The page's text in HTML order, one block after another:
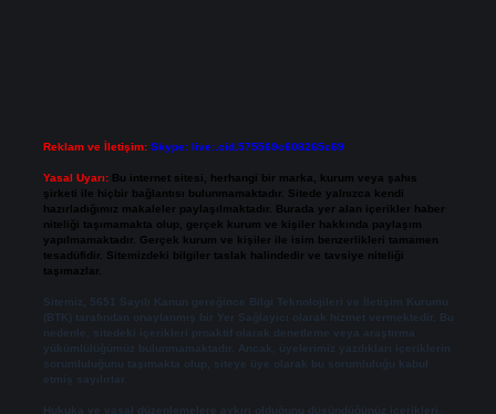
Reklam ve İletişim: Skype: live:.cid.575569c608265c69
Yasal Uyarı: Bu internet sitesi, herhangi bir marka, kurum veya şahıs
şirketi ile hiçbir bağlantısı bulunmamaktadır. Sitede yalnızca kendi
hazırladığımız makaleler paylaşılmaktadır. Burada yer alan içerikler haber
niteliği taşımamakta olup, gerçek kurum ve kişiler hakkında paylaşım
yapılmamaktadır. Gerçek kurum ve kişiler ile isim benzerlikleri tamamen
tesadüfidir. Sitemizdeki bilgiler taslak halindedir ve tavsiye niteliği
taşımazlar.
Sitemiz, 5651 Sayılı Kanun gereğince Bilgi Teknolojileri ve İletişim Kurumu
(BTK) tarafından onaylanmış bir Yer Sağlayıcı olarak hizmet vermektedir. Bu
nedenle, sitedeki içerikleri proaktif olarak denetleme veya araştırma
yükümlülüğümüz bulunmamaktadır. Ancak, üyelerimiz yazdıkları içeriklerin
sorumluluğunu taşımakta olup, siteye üye olarak bu sorumluluğu kabul
etmiş sayılırlar.
Hukuka ve yasal düzenlemelere aykırı olduğunu düşündüğünüz içerikleri,